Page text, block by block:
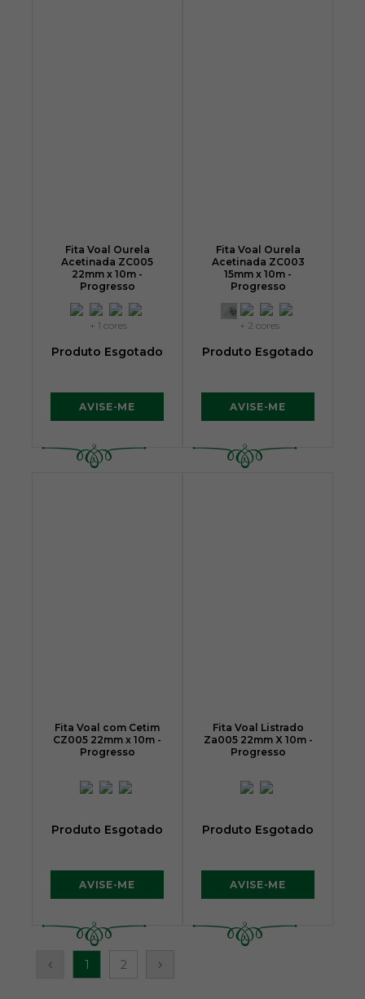
Fita Voal Ourela
Acetinada ZC005
22mm x 10m -
Progresso
+ 1 cores
Produto Esgotado
AVISE-ME
Fita Voal Ourela
Acetinada ZC003
15mm x 10m -
Progresso
+ 2 cores
Produto Esgotado
AVISE-ME
Fita Voal com Cetim
CZ005 22mm x 10m -
Progresso
Produto Esgotado
AVISE-ME
Fita Voal Listrado
Za005 22mm X 10m -
Progresso
Produto Esgotado
AVISE-ME
1 2